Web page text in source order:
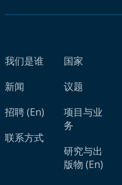
我们是谁
新闻
招聘 (En)
联系方式
国家
议题
项目与业
务
研究与出
版物 (En)